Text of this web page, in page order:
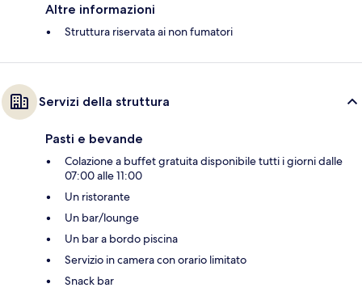
Altre informazioni
Struttura riservata ai non fumatori
Servizi della struttura
Pasti e bevande
Colazione a buffet gratuita disponibile tutti i giorni dalle
07:00 alle 11:00
Un ristorante
Un bar/lounge
Un bar a bordo piscina
Servizio in camera con orario limitato
Snack bar